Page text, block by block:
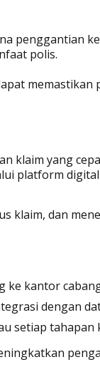
penggantian
polis.
memastikan
klaim yang
platform
klaim, dan
ke kantor
dengan
setiap tahapan